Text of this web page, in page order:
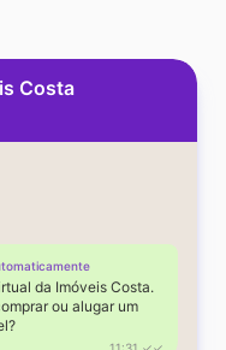
Costa
da Imóveis Costa.
ou alugar um